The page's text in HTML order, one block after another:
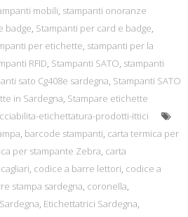
mobili, stampanti onoranze
badge, Stampanti per card e badge,
per etichette, stampanti per la
RFID, Stampanti SATO, stampanti
sato Cg408e sardegna, Stampanti SATO
in Sardegna, Stampare etichette
etichettatura-prodotti-ittici
, barcode stampanti, carta termica per
per stampante Zebra, carta
, codice a barre lettori, codice a
stampa sardegna, coronella,
, Etichettatrici Sardegna,